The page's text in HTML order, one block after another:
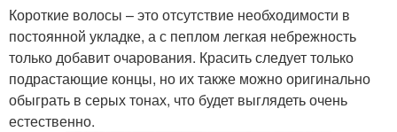
Короткие волосы – это отсутствие необходимости в
постоянной укладке, а с пеплом легкая небрежность
только добавит очарования. Красить следует только
подрастающие концы, но их также можно оригинально
обыграть в серых тонах, что будет выглядеть очень
естественно.